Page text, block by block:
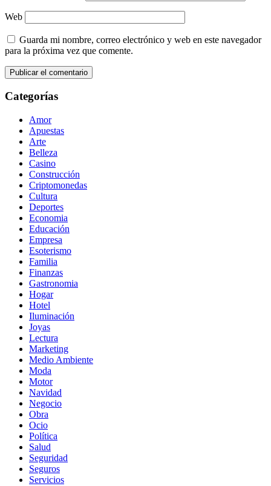
Web
Guarda mi nombre, correo electrónico y web en este navegador
para la próxima vez que comente.
Categorías
Amor
Apuestas
Arte
Belleza
Casino
Construcción
Criptomonedas
Cultura
Deportes
Economia
Educación
Empresa
Esoterismo
Familia
Finanzas
Gastronomia
Hogar
Hotel
Iluminación
Joyas
Lectura
Marketing
Medio Ambiente
Moda
Motor
Navidad
Negocio
Obra
Ocio
Política
Salud
Seguridad
Seguros
Servicios